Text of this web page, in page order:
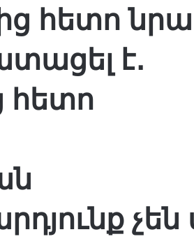
հետո նրա
է․
հետո
չեն